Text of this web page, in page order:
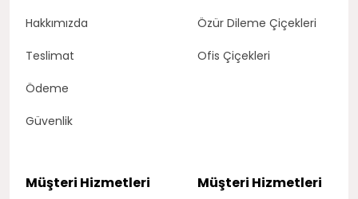
Hakkımızda
Teslimat
Ödeme
Güvenlik
Özür Dileme Çiçekleri
Ofis Çiçekleri
Müşteri Hizmetleri Müşteri Hizmetleri